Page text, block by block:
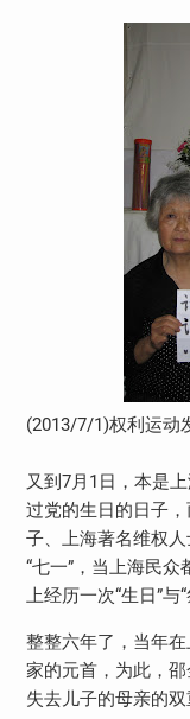
(2013/7/1)权利运动
又到 7月 1 日，本是
过党的生日的日子
子、上海著名维权
“七一”，当上海民
上经历一次“生日”与“
整整六年了，当年
家的元首，为此，
失去儿子的母亲的